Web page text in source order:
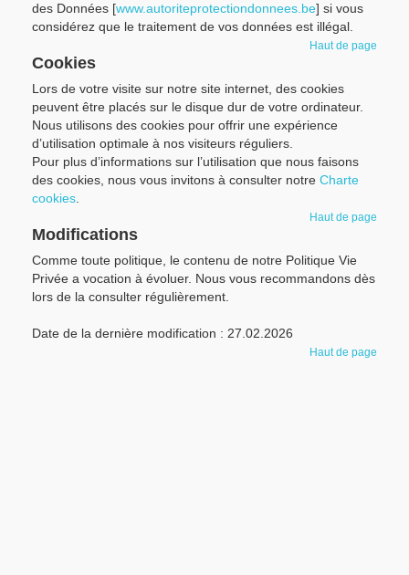
des Données [www.autoriteprotectiondonnees.be] si vous
considérez que le traitement de vos données est illégal.
Haut de page
Cookies
Lors de votre visite sur notre site internet, des cookies
peuvent être placés sur le disque dur de votre ordinateur.
Nous utilisons des cookies pour offrir une expérience
d’utilisation optimale à nos visiteurs réguliers.
Pour plus d’informations sur l’utilisation que nous faisons
des cookies, nous vous invitons à consulter notre Charte
cookies.
Haut de page
Modifications
Comme toute politique, le contenu de notre Politique Vie
Privée a vocation à évoluer. Nous vous recommandons dès
lors de la consulter régulièrement.
Date de la dernière modification : 27.02.2026
Haut de page